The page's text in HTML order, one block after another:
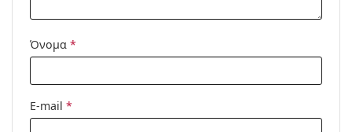
Όνομα *
E-mail *